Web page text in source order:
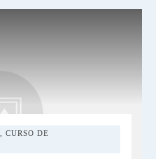
CURSO DE